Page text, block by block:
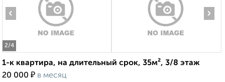
2/4
‹ ›
1-к квартира, на длительный срок, 35м², 3/8 этаж
20 000 ₽ в месяц